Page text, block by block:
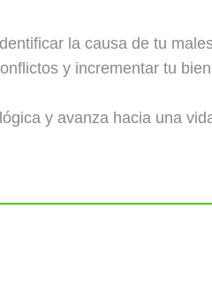
la causa de tu
y incrementar tu
y avanza hacia una